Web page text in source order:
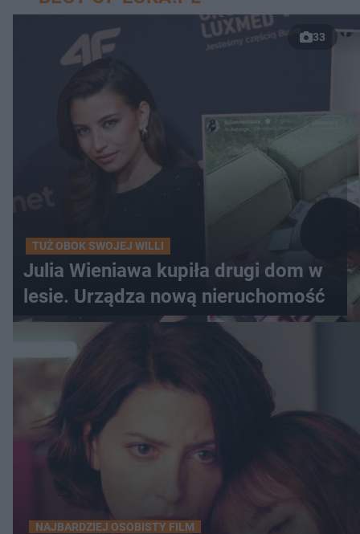
33
TUŻ OBOK SWOJEJ WILLI
Julia Wieniawa kupiła drugi dom w
lesie. Urządza nową nieruchomość
NAJBARDZIEJ OSOBISTY FILM